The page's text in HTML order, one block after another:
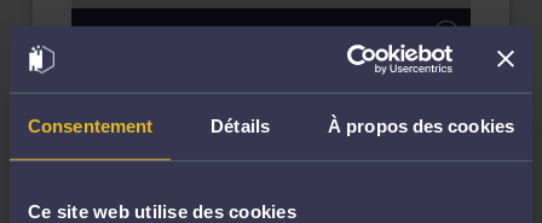
Consentement Détails À propos des cookies
Ce site web utilise des cookies
Demander un rappel
Question simple
Réponse concise à votre question (moins
180 €
TTC